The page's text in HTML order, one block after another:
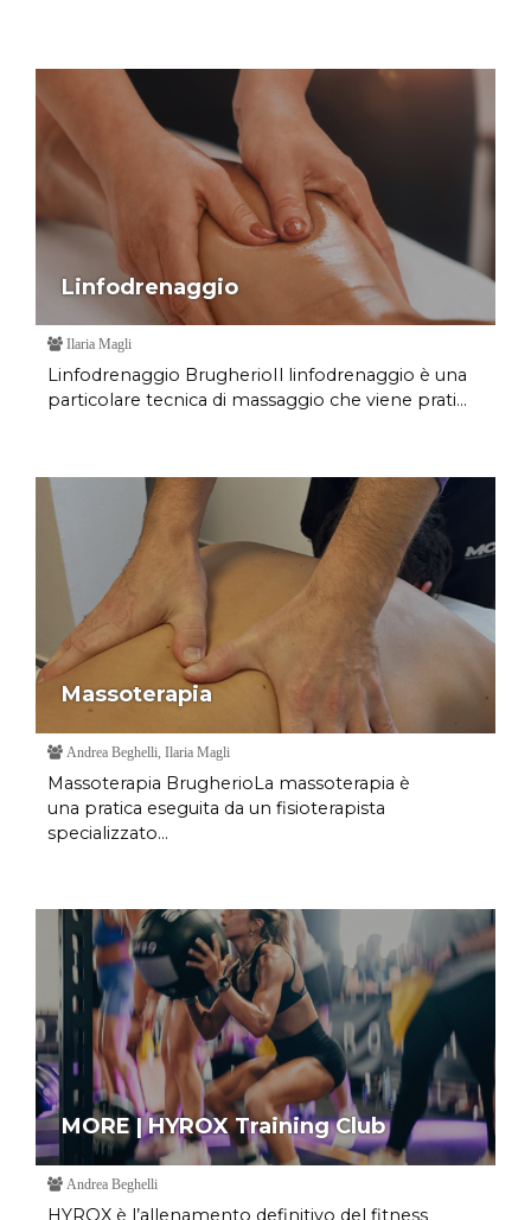
Linfodrenaggio
Ilaria Magli
Linfodrenaggio BrugherioIl linfodrenaggio è una
particolare tecnica di massaggio che viene prati...
Massoterapia
Andrea Beghelli, Ilaria Magli
Massoterapia BrugherioLa massoterapia è
una pratica eseguita da un fisioterapista
specializzato...
MORE | HYROX Training Club
Andrea Beghelli
HYROX è l’allenamento definitivo del fitness